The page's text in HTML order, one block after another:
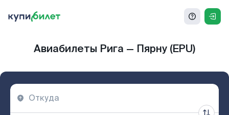
Авиабилеты Рига — Пярну (EPU)